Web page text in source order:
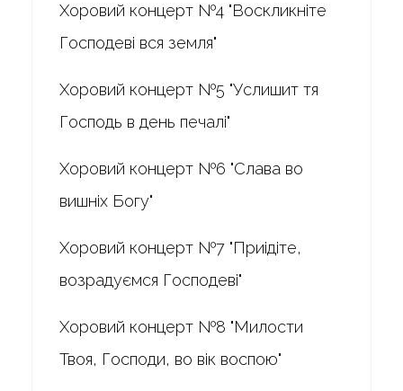
Хоровий концерт №4 "Воскликніте
Господеві вся земля"
Хоровий концерт №5 "Услишит тя
Господь в день печалі"
Хоровий концерт №6 "Слава во
вишніх Богу"
Хоровий концерт №7 "Приідіте,
возрадуємся Господеві"
Хоровий концерт №8 "Милости
Твоя, Господи, во вік воспою"